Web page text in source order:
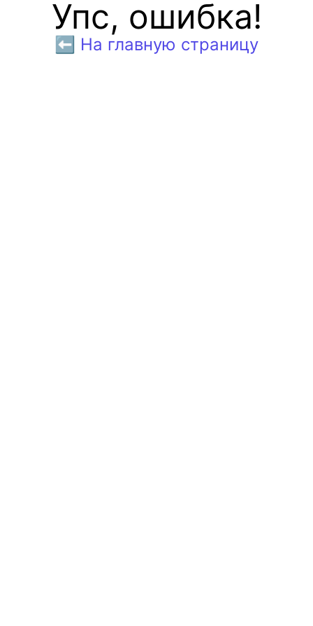
Упс, ошибка!
⬅️ На главную страницу